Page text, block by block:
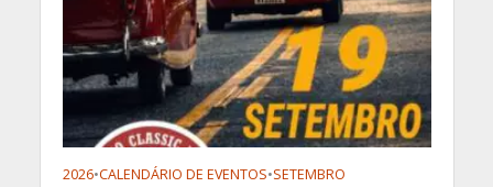
2026•CALENDÁRIO DE EVENTOS•SETEMBRO